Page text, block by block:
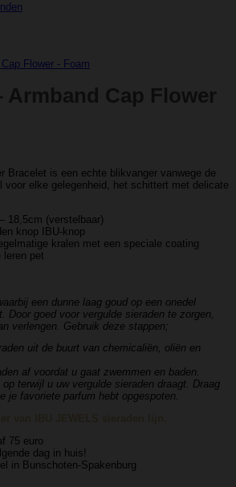
Armband Cap Flower
Bracelet is een echte blikvanger vanwege de
voor elke gelegenheid, het schittert met delicate
18,5cm (verstelbaar)
knop IBU-knop
kralen met een speciale coating
leren pet
een dunne laag goud op een onedel
Door goed voor vergulde sieraden te zorgen,
verlengen. Gebruik deze stappen;
uit de buurt van chemicaliën, oliën en
af ​​voordat u gaat zwemmen en baden.
terwijl u uw vergulde sieraden draagt. Draag
je favoriete parfum hebt opgespoten.
75 euro
dag in huis!
in Bunschoten-Spakenburg